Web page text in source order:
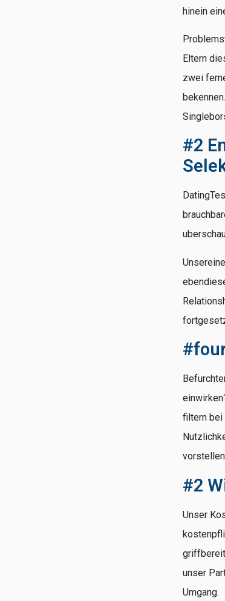
hinein
Eltern
zwei
#2
filtern bei
#2
Unser
unser
Umgang.